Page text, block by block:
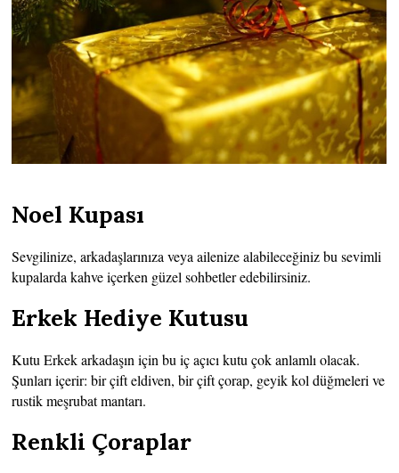
Noel Kupası
Sevgilinize, arkadaşlarınıza veya ailenize alabileceğiniz bu sevimli
kupalarda kahve içerken güzel sohbetler edebilirsiniz.
Erkek Hediye Kutusu
Kutu Erkek arkadaşın için bu iç açıcı kutu çok anlamlı olacak.
Şunları içerir: bir çift eldiven, bir çift çorap, geyik kol düğmeleri ve
rustik meşrubat mantarı.
Renkli Çoraplar